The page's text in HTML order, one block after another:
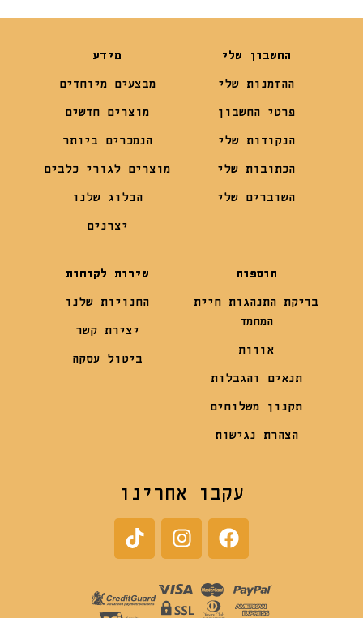
החשבון שלי
ההזמנות שלי
פרטי החשבון
הנקודות שלי
הכתובות שלי
השוברים שלי
מידע
מבצעים מיוחדים
מוצרים חדשים
הנמכרים ביותר
מוצרים לגורי כלבים
הבלוג שלנו
יצרנים
תוספות
בדיקת התנהגות חיית
המחמד
אודות
תנאים והגבלות
תקנון משלוחים
הצהרת נגישות
שירות לקוחות
החנויות שלנו
יצירת קשר
ביטול עסקה
עקבו אחרינו